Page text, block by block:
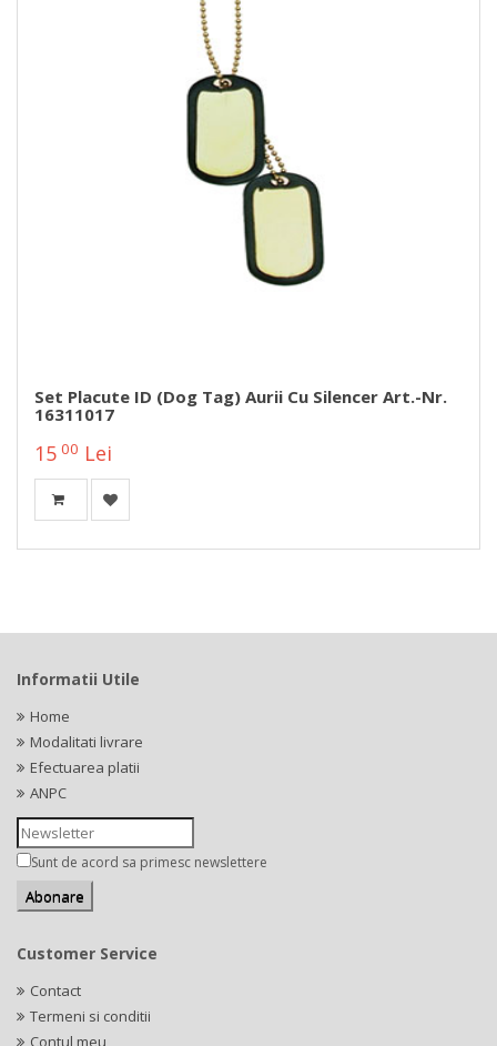
Set Placute ID (dog Tag) Aurii Cu Silencer Art.-Nr.
16311017
15 00 Lei
Informatii Utile
Home
Modalitati livrare
Efectuarea platii
ANPC
Sunt de acord sa primesc newslettere
Customer Service
Contact
Termeni si conditii
Contul meu